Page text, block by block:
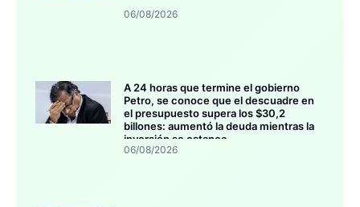
06/08/2026
A 24 horas que termine el gobierno
Petro, se conoce que el descuadre en
el presupuesto supera los $30,2
billones: aumentó la deuda mientras la
inversión se estanca
06/08/2026